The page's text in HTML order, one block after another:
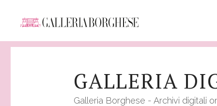
GALLERIA
Galleria Borghese - Archivi digitali